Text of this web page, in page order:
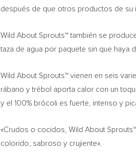
después de que otros productos de su
Wild About Sprouts™ también se
taza de agua por paquete sin que haya
Wild About Sprouts™ vienen en seis
rábano y trébol aporta calor con un
y el 100% brócoli es fuerte, intenso y
«Crudos o cocidos, Wild About
colorido, sabroso y crujiente».